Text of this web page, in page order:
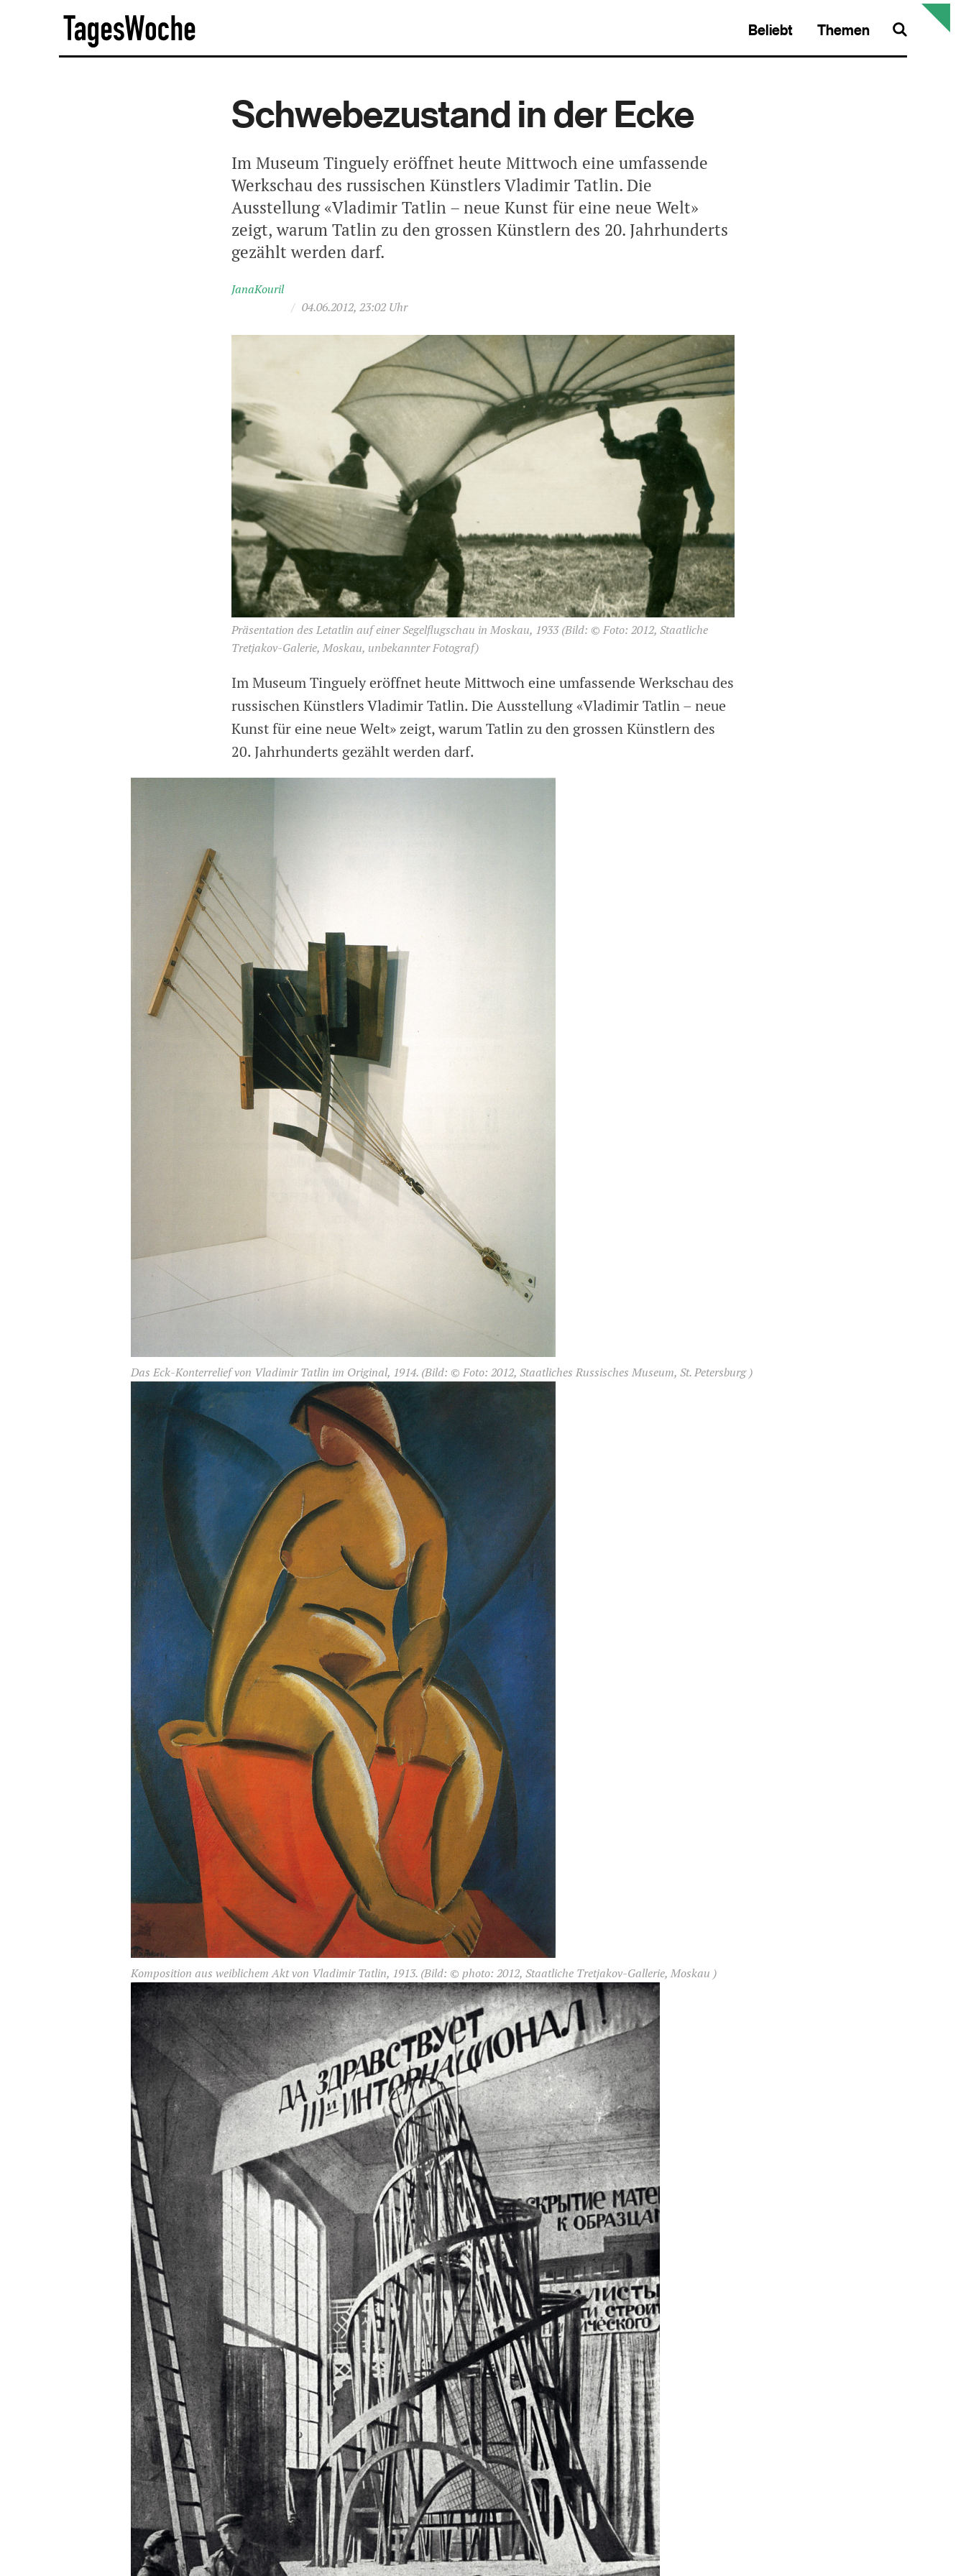
Beliebt Themen
Schwebezustand in der Ecke
Im Museum Tinguely eröffnet heute Mittwoch eine umfassende
Werkschau des russischen Künstlers Vladimir Tatlin. Die
Ausstellung «Vladimir Tatlin – neue Kunst für eine neue Welt»
zeigt, warum Tatlin zu den grossen Künstlern des 20. Jahrhunderts
gezählt werden darf.
JanaKouril
/ 04.06.2012, 23:02 Uhr
Präsentation des Letatlin auf einer Segelflugschau in Moskau, 1933(Bild: © Foto: 2012, Staatliche
Tretjakov-Galerie, Moskau, unbekannter Fotograf)
Im Museum Tinguely eröffnet heute Mittwoch eine umfassende Werkschau des
russischen Künstlers Vladimir Tatlin. Die Ausstellung «Vladimir Tatlin – neue
Kunst für eine neue Welt» zeigt, warum Tatlin zu den grossen Künstlern des
20. Jahrhunderts gezählt werden darf.
Das Eck-Konterrelief von Vladimir Tatlin im Original, 1914. (Bild: © Foto: 2012, Staatliches Russisches Museum, St. Petersburg )
Komposition aus weiblichem Akt von Vladimir Tatlin, 1913. (Bild: © photo: 2012, Staatliche Tretjakov-Gallerie, Moskau )